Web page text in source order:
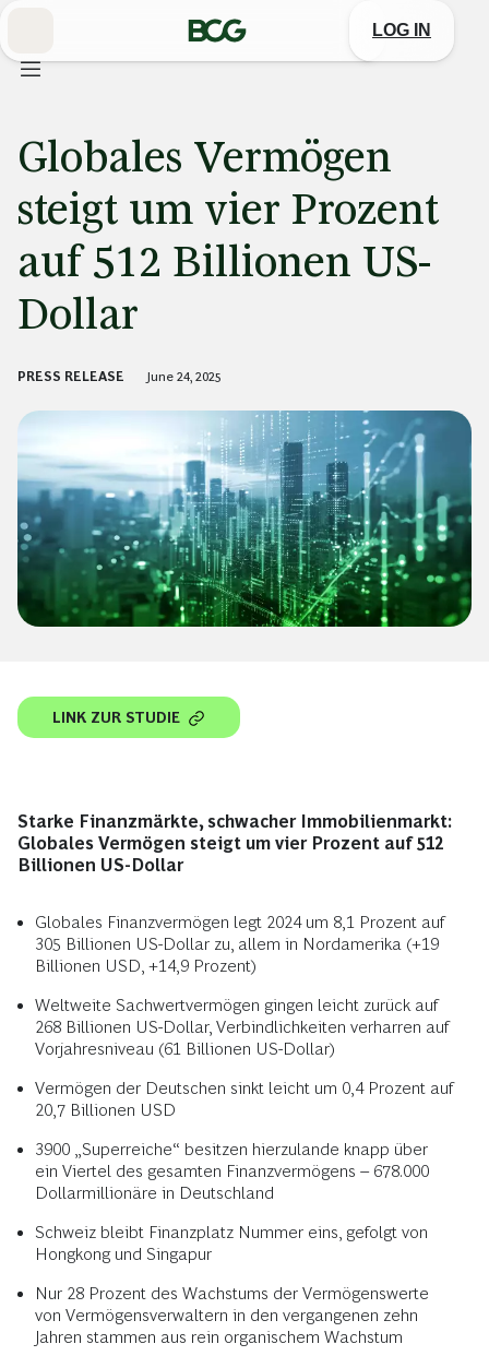
Main
LOG IN
Globales Vermögen
steigt um vier Prozent
auf 512 Billionen US-
Dollar
PRESS RELEASE June 24, 2025
LINK ZUR STUDIE
Starke Finanzmärkte, schwacher Immobilienmarkt:
Globales Vermögen steigt um vier Prozent auf 512
Billionen US-Dollar
Globales Finanzvermögen legt 2024 um 8,1 Prozent auf
305 Billionen US-Dollar zu, allem in Nordamerika (+19
Billionen USD, +14,9 Prozent)
Weltweite Sachwertvermögen gingen leicht zurück auf
268 Billionen US-Dollar, Verbindlichkeiten verharren auf
Vorjahresniveau (61 Billionen US-Dollar)
Vermögen der Deutschen sinkt leicht um 0,4 Prozent auf
20,7 Billionen USD
3900 „Superreiche“ besitzen hierzulande knapp über
ein Viertel des gesamten Finanzvermögens – 678.000
Dollarmillionäre in Deutschland
Schweiz bleibt Finanzplatz Nummer eins, gefolgt von
Hongkong und Singapur
Nur 28 Prozent des Wachstums der Vermögenswerte
von Vermögensverwaltern in den vergangenen zehn
Jahren stammen aus rein organischem Wachstum